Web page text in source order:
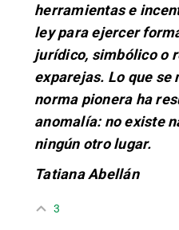
herramientas e
ley para ejercer
jurídico, simbólico o
exparejas. Lo que se
norma pionera ha
anomalía: no existe
ningún otro lugar.
Tatiana Abellán
3